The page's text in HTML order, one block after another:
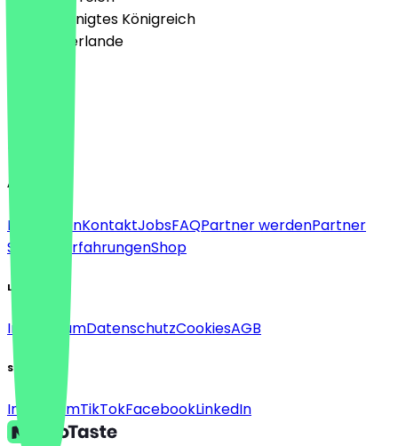
🇬🇧 Vereinigtes Königreich
🇳🇱 Niederlande
Deutsch
English
About
Für FirmenKontaktJobsFAQPartner werdenPartner
Support
ErfahrungenShop
Legal
ImpressumDatenschutzCookiesAGB
Social
InstagramTikTokFacebookLinkedIn